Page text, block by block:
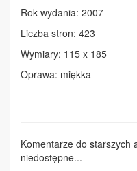
Rok wydania: 2007
Liczba stron: 423
Wymiary: 115 x 185
Oprawa: miękka
Komentarze do starszych
niedostępne...